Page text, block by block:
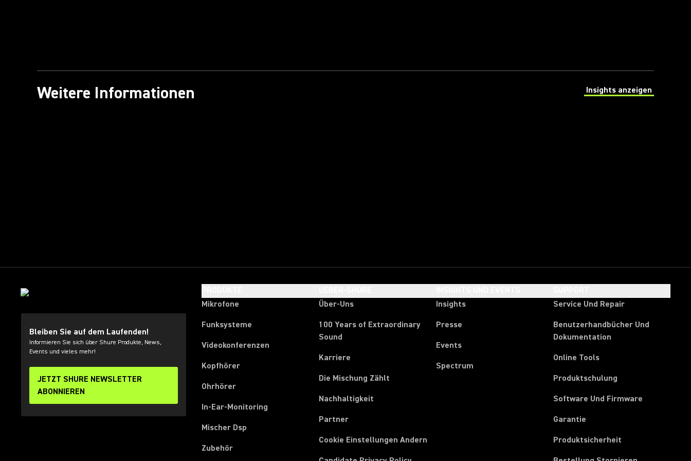
Weitere Informationen Insights anzeigen
(Opens in a new tab)
Bleiben Sie auf dem Laufenden!
Informieren Sie sich über Shure Produkte, News,
Events und vieles mehr!
JETZT SHURE NEWSLETTER
ABONNIEREN
Mikrofone
Funksysteme
Videokonferenzen
Kopfhörer
Ohrhörer
In-Ear-Monitoring
Mischer Dsp
Zubehör
Über-Uns
100 Years of Extraordinary
Sound
Karriere
Die Mischung Zählt
Nachhaltigkeit
Partner
Cookie Einstellungen Andern
Insights
Presse
Events
Spectrum
Service Und Repair
Benutzerhandbücher Und
Dokumentation
Online Tools
Produktschulung
Software Und Firmware
Garantie
Produktsicherheit